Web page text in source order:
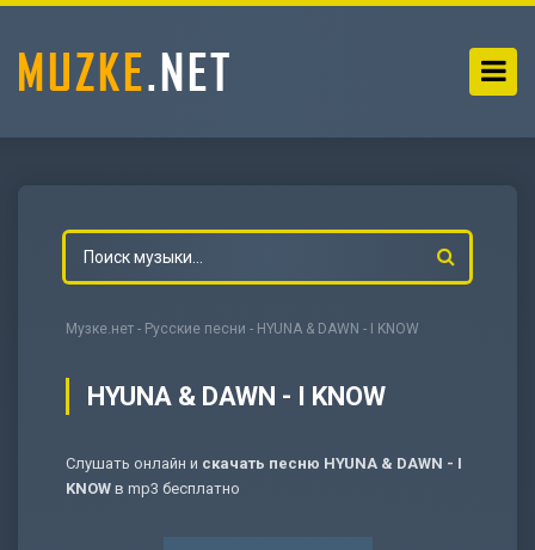
Музке.нет - Русские песни - HYUNA & DAWN - I KNOW
HYUNA & DAWN - I KNOW
Слушать онлайн и скачать песню HYUNA & DAWN - I
KNOW в mp3 бесплатно